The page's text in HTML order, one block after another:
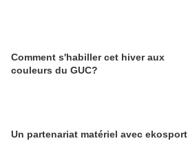
Comment s'habiller cet hiver aux
couleurs du GUC?
Un partenariat matériel avec ekosport